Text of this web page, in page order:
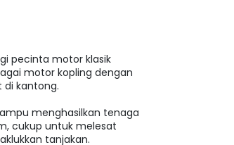
pecinta motor klasik
motor kopling dengan
kantong.
menghasilkan tenaga
cukup untuk melesat
tanjakan.